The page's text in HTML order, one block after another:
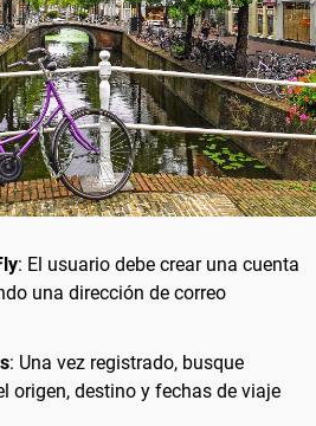
: El usuario debe crear una cuenta
una dirección de correo
: Una vez registrado, busque
origen, destino y fechas de viaje